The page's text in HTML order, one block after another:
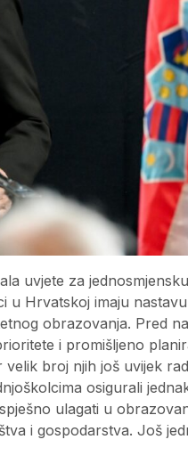
uvjete za
u Hrvatskoj imaju
obrazovanja. Pred
i promišljeno
broj njih još uvijek
osigurali
ulagati u
i gospodarstva. Još